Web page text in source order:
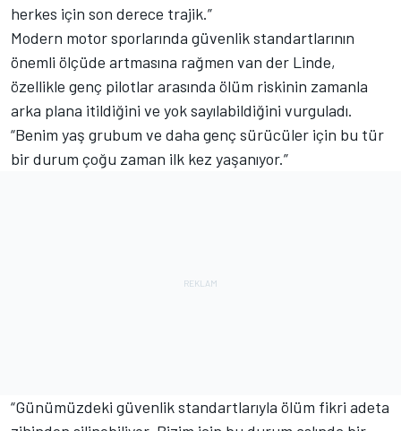
herkes için son derece trajik.”
Modern motor sporlarında güvenlik standartlarının
önemli ölçüde artmasına rağmen van der Linde,
özellikle genç pilotlar arasında ölüm riskinin zamanla
arka plana itildiğini ve yok sayılabildiğini vurguladı.
“Benim yaş grubum ve daha genç sürücüler için bu tür
bir durum çoğu zaman ilk kez yaşanıyor.”
“Günümüzdeki güvenlik standartlarıyla ölüm fikri adeta